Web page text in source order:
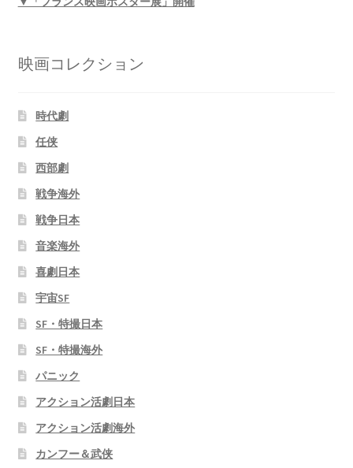
映画コレクション
時代劇
任侠
西部劇
戦争海外
戦争日本
音楽海外
喜劇日本
宇宙SF
SF・特撮日本
SF・特撮海外
パニック
アクション活劇日本
アクション活劇海外
カンフー＆武侠